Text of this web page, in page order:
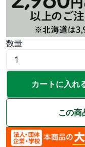
数量
カートに入れ
この商